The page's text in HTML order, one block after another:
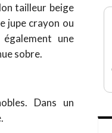
tailleur beige
jupe crayon ou
une
sobre.
Dans un